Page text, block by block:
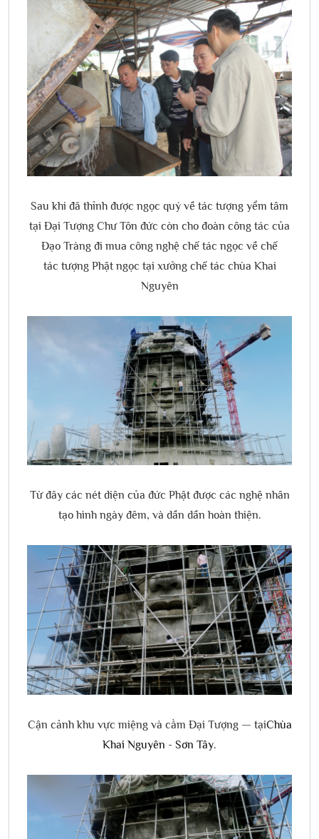
Sau khi đã thỉnh được ngọc quý về tác tượng yểm tâm
tại Đại Tượng Chư Tôn đức còn cho đoàn công tác của
Đạo Tràng đi mua công nghệ chế tác ngọc về chế
tác tượng Phật ngọc tại xưởng chế tác chùa Khai
Nguyên
Từ đây các nét diện của đức Phật được các nghệ nhân
tạo hình ngày đêm, và dần dần hoàn thiện.
Cận cảnh khu vực miệng và cằm Đại Tượng — tạiChùa
Khai Nguyên - Sơn Tây.